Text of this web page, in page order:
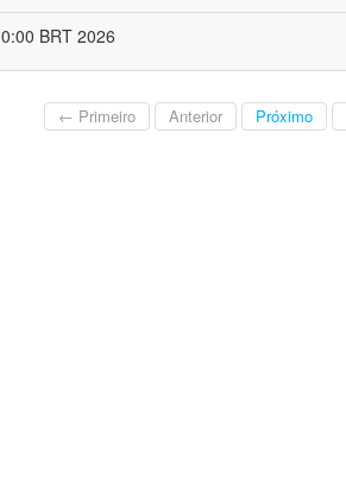
BRT 2026
← Primeiro Anterior Próximo